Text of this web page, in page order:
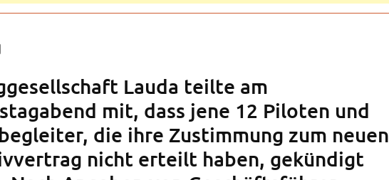
Lauda teilte am
mit, dass jene 12 Piloten und
die ihre Zustimmung zum neuen
nicht erteilt haben, gekündigt